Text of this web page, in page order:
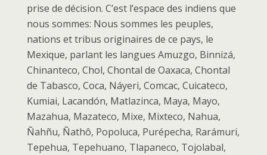
prise de décision. C’est l’espace des indiens que
nous sommes: Nous sommes les peuples,
nations et tribus originaires de ce pays, le
Mexique, parlant les langues Amuzgo, Binnizá,
Chinanteco, Chol, Chontal de Oaxaca, Chontal
de Tabasco, Coca, Náyeri, Comcac, Cuicateco,
Kumiai, Lacandón, Matlazinca, Maya, Mayo,
Mazahua, Mazateco, Mixe, Mixteco, Nahua,
Ñahñu, Ñathô, Popoluca, Purépecha, Rarámuri,
Tepehua, Tepehuano, Tlapaneco, Tojolabal,